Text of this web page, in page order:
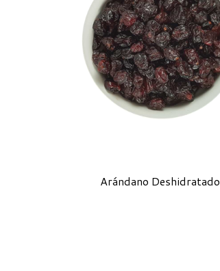
Arándano Deshidratado